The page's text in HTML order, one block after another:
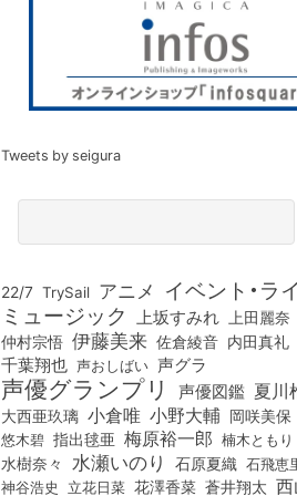
Tweets by seigura
22/7 TrySail アニメ イベント・ラ
ミュージック 上坂すみれ 上田麗奈
仲村宗悟 伊藤美来 佐倉綾音 内田真礼
千葉翔也 声おしばい 声グラ
声優グランプリ 声優図鑑 夏川
大西亜玖璃 小倉唯 小野大輔 岡咲美保
悠木碧 指出毬亜 梅原裕一郎 楠木ともり
水樹奈々 水瀬いのり 石原夏織 石飛恵
神谷浩史 立花日菜 花澤香菜 蒼井翔太